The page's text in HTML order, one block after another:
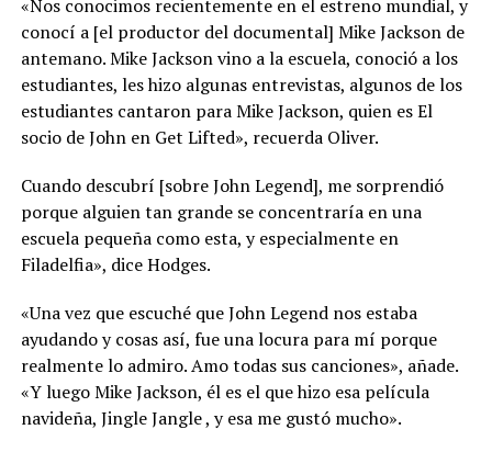
«Nos conocimos recientemente en el estreno mundial, y
conocí a [el productor del documental] Mike Jackson de
antemano. Mike Jackson vino a la escuela, conoció a los
estudiantes, les hizo algunas entrevistas, algunos de los
estudiantes cantaron para Mike Jackson, quien es El
socio de John en Get Lifted», recuerda Oliver.
Cuando descubrí [sobre John Legend], me sorprendió
porque alguien tan grande se concentraría en una
escuela pequeña como esta, y especialmente en
Filadelfia», dice Hodges.
«Una vez que escuché que John Legend nos estaba
ayudando y cosas así, fue una locura para mí porque
realmente lo admiro. Amo todas sus canciones», añade.
«Y luego Mike Jackson, él es el que hizo esa película
navideña, Jingle Jangle , y esa me gustó mucho».